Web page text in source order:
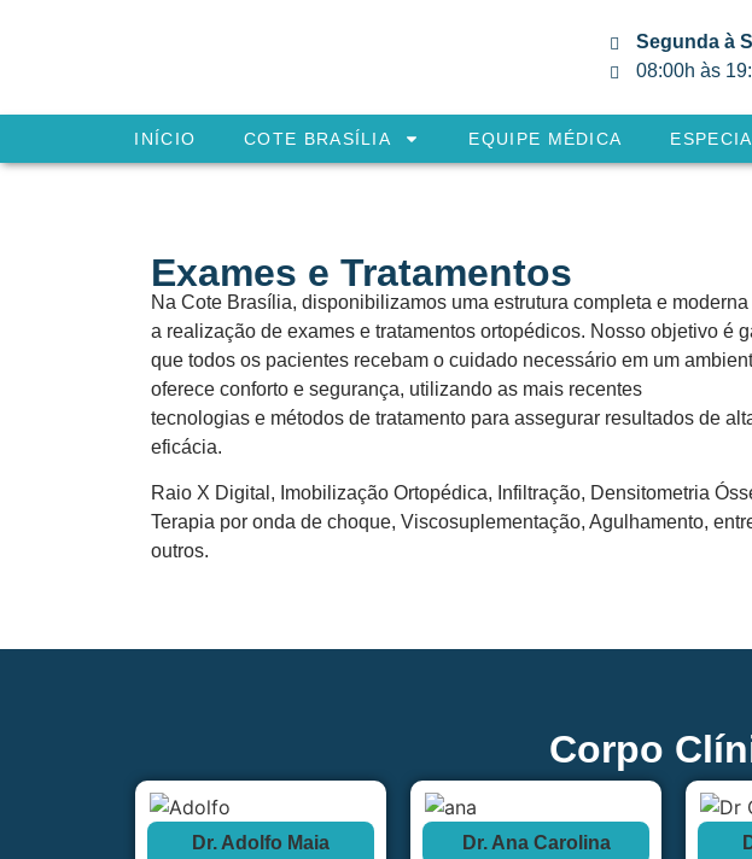
Segunda à
08:00h às
INÍCIO COTE BRASÍLIA EQUIPE MÉDICA
Exames e Tratamentos
Na Cote Brasília, disponibilizamos uma estrutura completa e moderna
a realização de exames e tratamentos ortopédicos. Nosso objetivo é
que todos os pacientes recebam o cuidado necessário em um
oferece conforto e segurança, utilizando as mais recentes
tecnologias e métodos de tratamento para assegurar resultados de
eficácia.
Raio X Digital, Imobilização Ortopédica, Infiltração, Densitometria
Terapia por onda de choque, Viscosuplementação, Agulhamento,
outros.
Corpo
Dr. Adolfo Maia
Dr. Ana Carolina